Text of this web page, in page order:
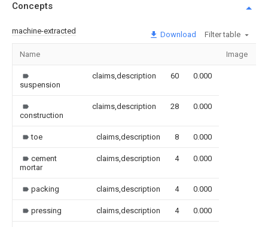
Concepts
machine-extracted Download Filter table
Name Image
suspension
claims,description 60 0.000
construction
claims,description 28 0.000
toe claims,description 8 0.000
cement
mortar
claims,description 4 0.000
packing claims,description 4 0.000
pressing claims,description 4 0.000